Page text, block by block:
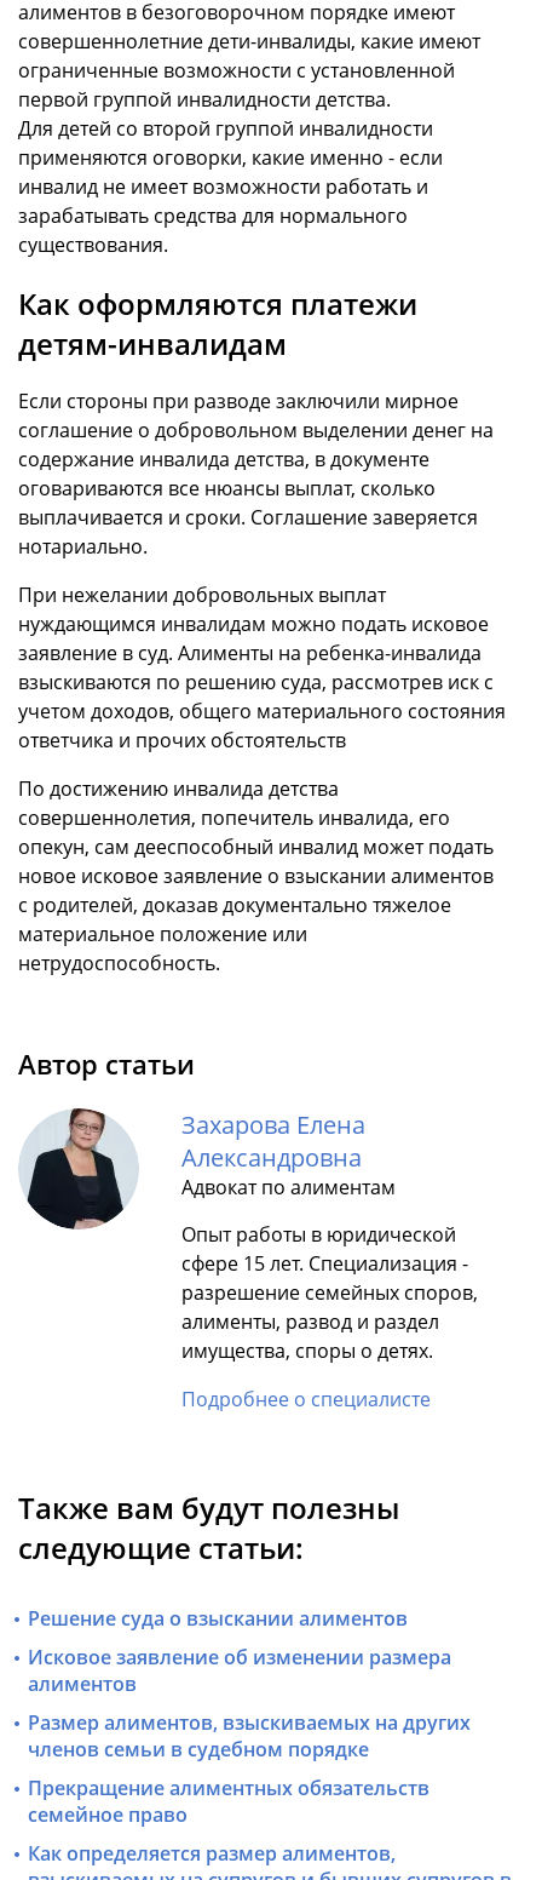
алиментов в безоговорочном порядке имеют
совершеннолетние дети-инвалиды, какие имеют
ограниченные возможности с установленной
первой группой инвалидности детства.
Для детей со второй группой инвалидности
применяются оговорки, какие именно - если
инвалид не имеет возможности работать и
зарабатывать средства для нормального
существования.
Как оформляются платежи
детям-инвалидам
Если стороны при разводе заключили мирное
соглашение о добровольном выделении денег на
содержание инвалида детства, в документе
оговариваются все нюансы выплат, сколько
выплачивается и сроки. Соглашение заверяется
нотариально.
При нежелании добровольных выплат
нуждающимся инвалидам можно подать исковое
заявление в суд. Алименты на ребенка-инвалида
взыскиваются по решению суда, рассмотрев иск с
учетом доходов, общего материального состояния
ответчика и прочих обстоятельств
По достижению инвалида детства
совершеннолетия, попечитель инвалида, его
опекун, сам дееспособный инвалид может подать
новое исковое заявление о взыскании алиментов
с родителей, доказав документально тяжелое
материальное положение или
нетрудоспособность.
Автор статьи
Захарова Елена
Александровна
Адвокат по алиментам
Опыт работы в юридической
сфере 15 лет. Специализация -
разрешение семейных споров,
алименты, развод и раздел
имущества, споры о детях.
Подробнее о специалисте
Также вам будут полезны
следующие статьи:
Решение суда о взыскании алиментов
Исковое заявление об изменении размера
алиментов
Размер алиментов, взыскиваемых на других
членов семьи в судебном порядке
Прекращение алиментных обязательств
семейное право
Как определяется размер алиментов,